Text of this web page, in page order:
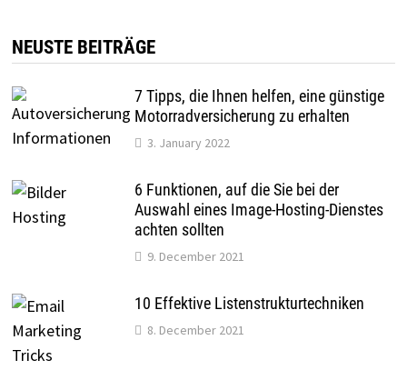
NEUSTE BEITRÄGE
7 Tipps, die Ihnen helfen, eine günstige
Motorradversicherung zu erhalten
3. January 2022
6 Funktionen, auf die Sie bei der
Auswahl eines Image-Hosting-Dienstes
achten sollten
9. December 2021
10 Effektive Listenstrukturtechniken
8. December 2021